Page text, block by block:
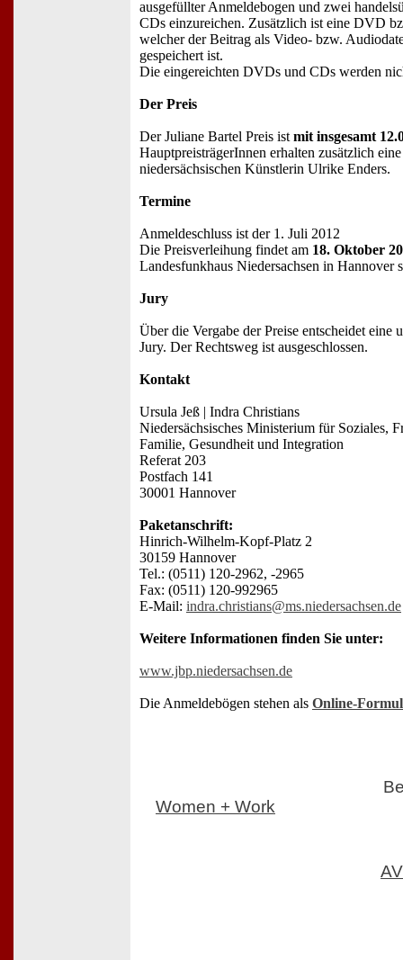
ausgefüllter Anmeldebogen und zwei
CDs einzureichen. Zusätzlich ist eine DVD
welcher der Beitrag als Video- bzw.
gespeichert ist.
Die eingereichten DVDs und CDs werden
Der Preis
Der Juliane Bartel Preis ist mit insgesamt
HauptpreisträgerInnen erhalten zusätzlich
niedersächsischen Künstlerin Ulrike Enders.
Termine
Anmeldeschluss ist der 1. Juli 2012
Die Preisverleihung findet am 18. Oktober
Landesfunkhaus Niedersachsen in Hannover
Jury
Über die Vergabe der Preise entscheidet eine
Jury. Der Rechtsweg ist ausgeschlossen.
Kontakt
Ursula Jeß | Indra Christians
Niedersächsisches Ministerium für Soziales,
Familie, Gesundheit und Integration
Referat 203
Postfach 141
30001 Hannover
Paketanschrift:
Hinrich-Wilhelm-Kopf-Platz 2
30159 Hannover
Tel.: (0511) 120-2962, -2965
Fax: (0511) 120-992965
E-Mail: indra.christians@ms.niedersachsen.de
Weitere Informationen finden Sie unter:
www.jbp.niedersachsen.de
Die Anmeldebögen stehen als Online-
Women + Work